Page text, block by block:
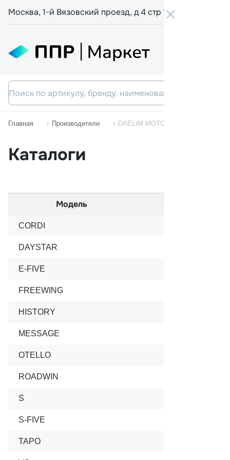
Москва, 1-й Вязовский проезд, д 4 стр 19
Главная Производители DAELIM MOTORCYCLES
Каталоги
Модель
CORDI
DAYSTAR
E-FIVE
FREEWING
HISTORY
MESSAGE
OTELLO
ROADWIN
S
S-FIVE
TAPO